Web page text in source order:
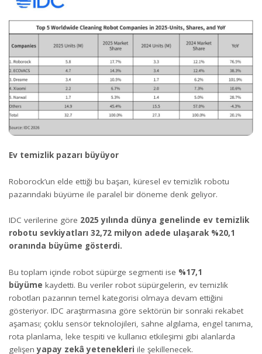
Ev temizlik pazarı büyüyor
Roborock’un elde ettiği bu başarı, küresel ev temizlik robotu
pazarındaki büyüme ile paralel bir döneme denk geliyor.
IDC verilerine göre 2025 yılında dünya genelinde ev temizlik
robotu sevkiyatları 32,72 milyon adede ulaşarak %20,1
oranında büyüme gösterdi.
Bu toplam içinde robot süpürge segmenti ise %17,1
büyüme kaydetti. Bu veriler robot süpürgelerin, ev temizlik
robotları pazarının temel kategorisi olmaya devam ettiğini
gösteriyor. IDC araştırmasına göre sektörün bir sonraki rekabet
aşaması; çoklu sensör teknolojileri, sahne algılama, engel tanıma,
rota planlama, leke tespiti ve kullanıcı etkileşimi gibi alanlarda
gelişenyapay zekâ yetenekleri ile şekillenecek.